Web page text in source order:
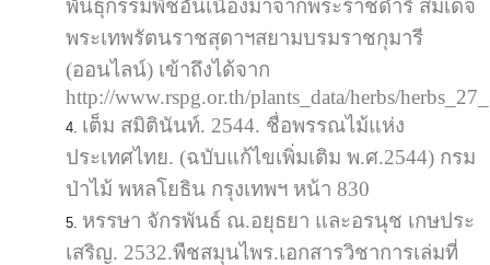
พันธุกรรมพืชอันเนื่องมาจากพระราชดำริ สมเด็จ
พระเทพรัตนราชสุดาฯสยามบรมราชกุมารี
(ออนไลน์) เข้าถึงได้จาก
http://www.rspg.or.th/plants_data/herbs/
เต็ม สมิตินันท์. 2544. ชื่อพรรณไม้แห่ง
ประเทศไทย. (ฉบับแก้ไขเพิ่มเติม พ.ศ.2544) กรม
ป่าไม้ พหลโยธิน กรุงเทพฯ หน้า 830
หรรษา จักรพันธ์ ณ.อยุธยา และอรนุช เกษประ
เสริญ. 2532.พืชสมุนไพร.เอกสารวิชาการเล่มที่